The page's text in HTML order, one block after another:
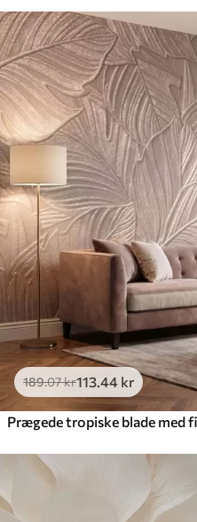
189.07kr113 .44 kr